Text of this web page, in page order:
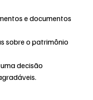
e documentos
sobre o patrimônio
decisão